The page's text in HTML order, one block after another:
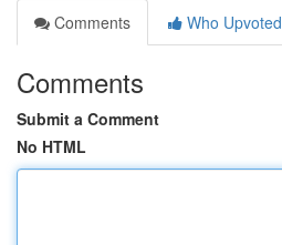
Comments
Who Upvoted
Comments
Submit a Comment
No HTML